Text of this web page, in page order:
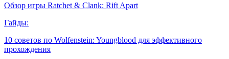
Обзор игры Ratchet & Clank: Rift Apart
Гайды:
10 советов по Wolfenstein: Youngblood для эффективного
прохождения